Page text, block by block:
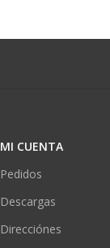
MI CUENTA
Pedidos
Descargas
Direcciónes